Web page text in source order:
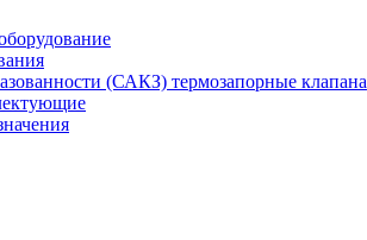
(САКЗ) термозапорные клапана